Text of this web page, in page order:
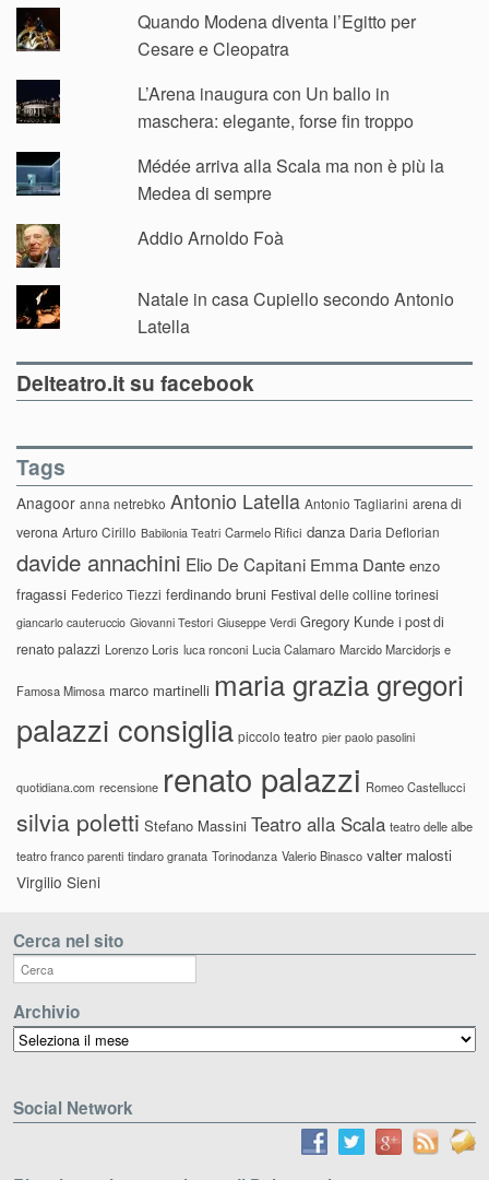
Quando Modena diventa l’Egitto per
Cesare e Cleopatra
L’Arena inaugura con Un ballo in
maschera: elegante, forse fin troppo
Médée arriva alla Scala ma non è più la
Medea di sempre
Addio Arnoldo Foà
Natale in casa Cupiello secondo Antonio
Latella
Delteatro.it su facebook
Tags
Anagoor anna netrebko Antonio Latella Antonio Tagliarini arena di
verona Arturo Cirillo Babilonia Teatri Carmelo Rifici danza Daria Deflorian
davide annachini Elio De Capitani Emma Dante enzo
fragassi Federico Tiezzi ferdinando bruni Festival delle colline torinesi
giancarlo cauteruccio Giovanni Testori Giuseppe Verdi Gregory Kunde i post di
renato palazzi Lorenzo Loris luca ronconi Lucia Calamaro Marcido Marcidorjs e
Famosa Mimosa marco martinelli maria grazia gregori
palazzi consiglia piccolo teatro pier paolo pasolini
quotidiana.com recensione renato palazzi Romeo Castellucci
silvia poletti Stefano Massini Teatro alla Scala teatro delle albe
teatro franco parenti tindaro granata Torinodanza Valerio Binasco valter malosti
Virgilio Sieni
Cerca nel sito
Archivio
Archivio
Social Network